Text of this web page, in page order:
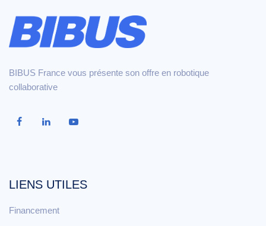
BIBUS France vous présente son offre en robotique
collaborative
LIENS UTILES
Financement